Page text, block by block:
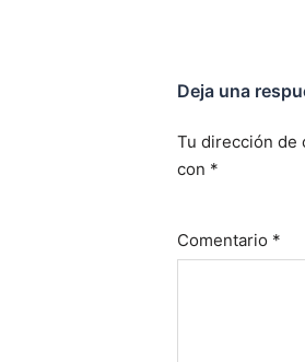
Deja una
Tu dirección de
con *
Comentario *